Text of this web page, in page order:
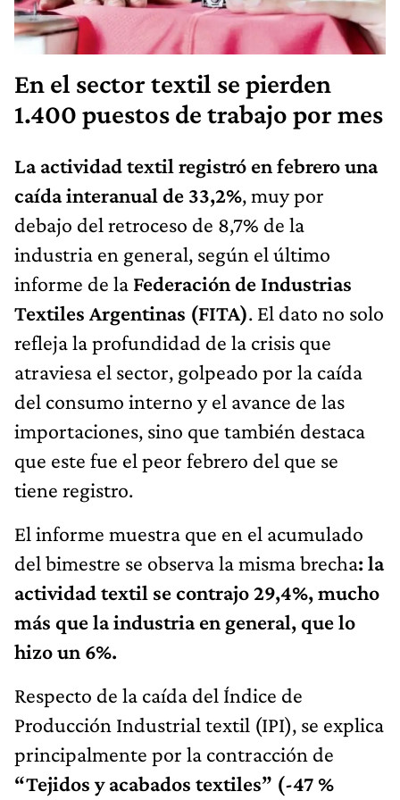
En el sector textil se pierden
1.400 puestos de trabajo por mes
La actividad textil registró en febrero una
caída interanual de 33,2%, muy por
debajo del retroceso de 8,7% de la
industria en general, según el último
informe de la Federación de Industrias
Textiles Argentinas (FITA). El dato no solo
refleja la profundidad de la crisis que
atraviesa el sector, golpeado por la caída
del consumo interno y el avance de las
importaciones, sino que también destaca
que este fue el peor febrero del que se
tiene registro.
El informe muestra que en el acumulado
del bimestre se observa la misma brecha: la
actividad textil se contrajo 29,4%, mucho
más que la industria en general, que lo
hizo un 6%.
Respecto de la caída del Índice de
Producción Industrial textil (IPI), se explica
principalmente por la contracción de
“Tejidos y acabados textiles” (-47 %